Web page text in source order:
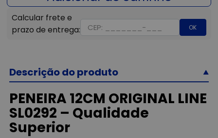
OK
Descrição do produto
PENEIRA 12CM ORIGINAL LINE
SL0292 – Qualidade
Superior